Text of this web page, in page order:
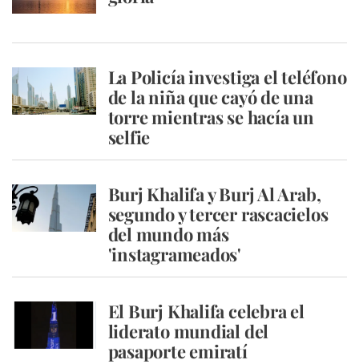
La Policía investiga el teléfono
de la niña que cayó de una
torre mientras se hacía un
selfie
Burj Khalifa y Burj Al Arab,
segundo y tercer rascacielos
del mundo más
'instagrameados'
El Burj Khalifa celebra el
liderato mundial del
pasaporte emiratí